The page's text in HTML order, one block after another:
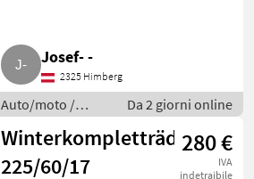
Josef- -
2325 Himberg
Auto/moto /
Berline
Da 2 giorni online
Winterkompletträder
225/60/17
280 €
IVA
indetraibile